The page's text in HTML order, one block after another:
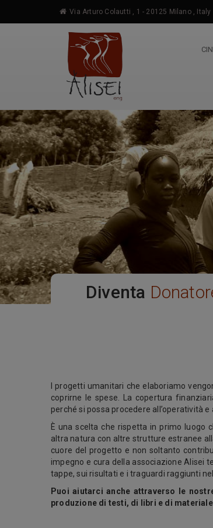
Via Arturo Colautti , 1 - 20125 Milano , Italy
Diventa
I progetti umanitari che elaboriamo
coprirne le spese. La copertura
perché si possa procedere all’operatività
È una scelta che rispetta in primo luogo
altra natura con altre strutture estranee
cuore del progetto e non soltanto
impegno e cura della associazione Alisei
tappe, sui risultati e i traguardi raggiunti
Puoi aiutarci anche attraverso le
produzione di testi, di libri e di